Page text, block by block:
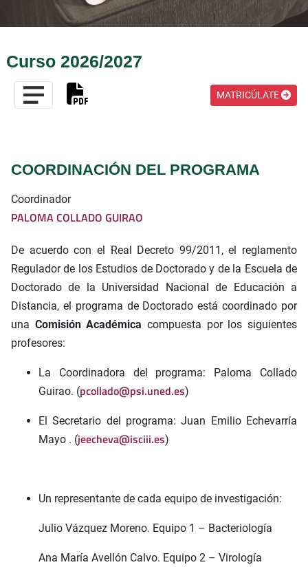
Curso 2026/2027
MATRICÚLATE
COORDINACIÓN DEL PROGRAMA
Coordinador
PALOMA COLLADO GUIRAO
De acuerdo con el Real Decreto 99/2011, el reglamento
Regulador de los Estudios de Doctorado y de la Escuela de
Doctorado de la Universidad Nacional de Educación a
Distancia, el programa de Doctorado está coordinado por
una Comisión Académicacompuesta por los siguientes
profesores:
La Coordinadora del programa: Paloma Collado
Guirao. (pcollado@psi.uned.es)
El Secretario del programa: Juan Emilio Echevarría
Mayo . (jeecheva@isciii.es)
Un representante de cada equipo de investigación:
Julio Vázquez Moreno. Equipo 1 – Bacteriología
Ana María Avellón Calvo. Equipo 2 – Virología